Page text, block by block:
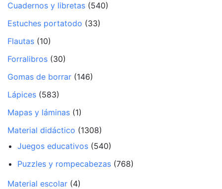
Cuadernos y libretas (540)
Estuches portatodo (33)
Flautas (10)
Forralibros (30)
Gomas de borrar (146)
Lápices (583)
Mapas y láminas (1)
Material didáctico (1308)
Juegos educativos (540)
Puzzles y rompecabezas (768)
Material escolar (4)